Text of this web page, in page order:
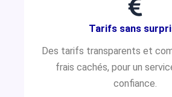
Tarifs sans
Des tarifs transparents et
frais cachés, pour un
confiance.